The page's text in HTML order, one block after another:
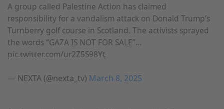
A group called Palestine Action has claimed
responsibility for a vandalism attack on Donald Trump’s
Turnberry golf course in Scotland. The activists sprayed
the words “GAZA IS NOT FOR SALE”…
pic.twitter.com/ur2Z5S98Yt
— NEXTA (@nexta_tv) March 8, 2025